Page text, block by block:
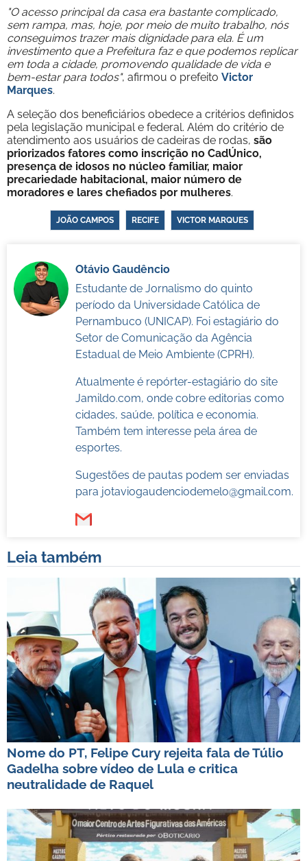
"O acesso principal da casa era bastante complicado,
sem rampa, mas, hoje, por meio de muito trabalho, nós
conseguimos trazer mais dignidade para ela. É um
investimento que a Prefeitura faz e que podemos replicar
em toda a cidade, promovendo qualidade de vida e
bem-estar para todos", afirmou o prefeito Victor
Marques.
A seleção dos beneficiários obedece a critérios definidos
pela legislação municipal e federal. Além do critério de
atendimento aos usuários de cadeiras de rodas, são
priorizados fatores como inscrição no CadÚnico,
presença de idosos no núcleo familiar, maior
precariedade habitacional, maior número de
moradores e lares chefiados por mulheres.
JOÃO CAMPOS RECIFE VICTOR MARQUES
Otávio Gaudêncio
Estudante de Jornalismo do quinto
período da Universidade Católica de
Pernambuco (UNICAP). Foi estagiário do
Setor de Comunicação da Agência
Estadual de Meio Ambiente (CPRH).
Atualmente é repórter-estagiário do site
Jamildo.com, onde cobre editorias como
cidades, saúde, política e economia.
Também tem interesse pela área de
esportes.
Sugestões de pautas podem ser enviadas
para jotaviogaudenciodemelo@gmail.com.
Leia também
Nome do PT, Felipe Cury rejeita fala de Túlio
Gadelha sobre vídeo de Lula e critica
neutralidade de Raquel